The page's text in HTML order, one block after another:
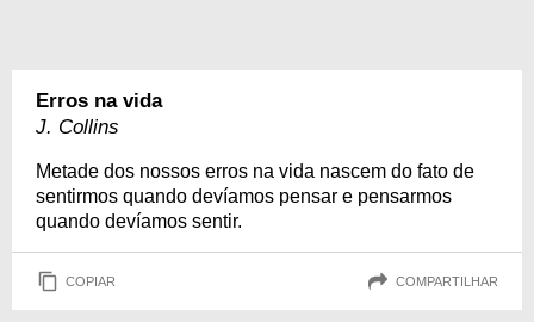
Erros na vida
J. Collins
Metade dos nossos erros na vida nascem do fato de
sentirmos quando devíamos pensar e pensarmos
quando devíamos sentir.
COPIAR COMPARTILHAR